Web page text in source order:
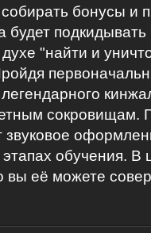
бонусы и
будет
"найти и
сокровищам.
звуковое
обучения. В
вы её можете